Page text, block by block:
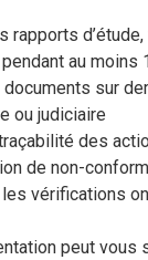
rapports
au moins
sur
ou judiciaire
des
de non-
vérifications
peut vous